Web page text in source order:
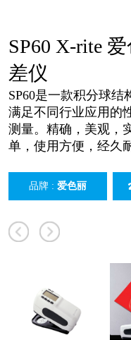
SP60 X-rite
差仪
SP60是一款积分球
满足不同行业应用的
测量。精确，美观，
单，使用方便，经久
品牌 : 爱色丽